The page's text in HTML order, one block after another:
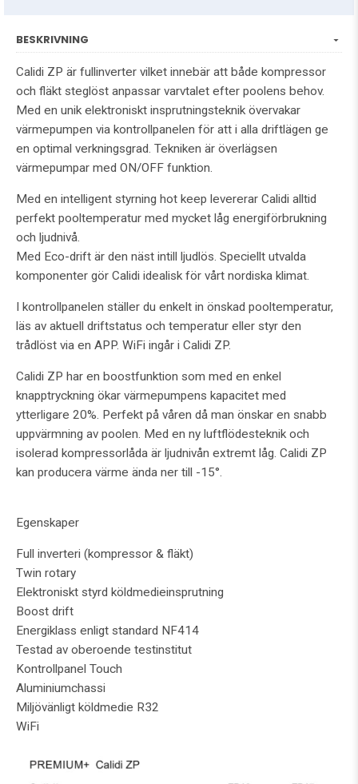
BESKRIVNING
Calidi ZP är fullinverter vilket innebär att både kompressor
och fläkt steglöst anpassar varvtalet efter poolens behov.
Med en unik elektroniskt insprutningsteknik övervakar
värmepumpen via kontrollpanelen för att i alla driftlägen ge
en optimal verkningsgrad. Tekniken är överlägsen
värmepumpar med ON/OFF funktion.
Med en intelligent styrning hot keep levererar Calidi alltid
perfekt pooltemperatur med mycket låg energiförbrukning
och ljudnivå.
Med Eco-drift är den näst intill ljudlös. Speciellt utvalda
komponenter gör Calidi idealisk för vårt nordiska klimat.
I kontrollpanelen ställer du enkelt in önskad pooltemperatur,
läs av aktuell driftstatus och temperatur eller styr den
trådlöst via en APP. WiFi ingår i Calidi ZP.
Calidi ZP har en boostfunktion som med en enkel
knapptryckning ökar värmepumpens kapacitet med
ytterligare 20%. Perfekt på våren då man önskar en snabb
uppvärmning av poolen. Med en ny luftflödesteknik och
isolerad kompressorlåda är ljudnivån extremt låg. Calidi ZP
kan producera värme ända ner till -15°.
Egenskaper
Full inverteri (kompressor & fläkt)
Twin rotary
Elektroniskt styrd köldmedieinsprutning
Boost drift
Energiklass enligt standard NF414
Testad av oberoende testinstitut
Kontrollpanel Touch
Aluminiumchassi
Miljövänligt köldmedie R32
WiFi